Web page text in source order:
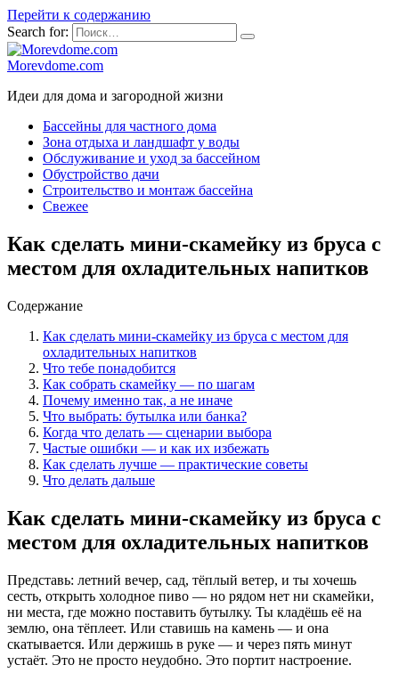
Перейти к содержанию
Search for:
Morevdome.com
Идеи для дома и загородной жизни
Бассейны для частного дома
Зона отдыха и ландшафт у воды
Обслуживание и уход за бассейном
Обустройство дачи
Строительство и монтаж бассейна
Свежее
Как сделать мини-скамейку из бруса с
местом для охладительных напитков
Содержание
Как сделать мини-скамейку из бруса с местом для
охладительных напитков
Что тебе понадобится
Как собрать скамейку — по шагам
Почему именно так, а не иначе
Что выбрать: бутылка или банка?
Когда что делать — сценарии выбора
Частые ошибки — и как их избежать
Как сделать лучше — практические советы
Что делать дальше
Как сделать мини-скамейку из бруса с
местом для охладительных напитков
Представь: летний вечер, сад, тёплый ветер, и ты хочешь
сесть, открыть холодное пиво — но рядом нет ни скамейки,
ни места, где можно поставить бутылку. Ты кладёшь её на
землю, она тёплеет. Или ставишь на камень — и она
скатывается. Или держишь в руке — и через пять минут
устаёт. Это не просто неудобно. Это портит настроение.